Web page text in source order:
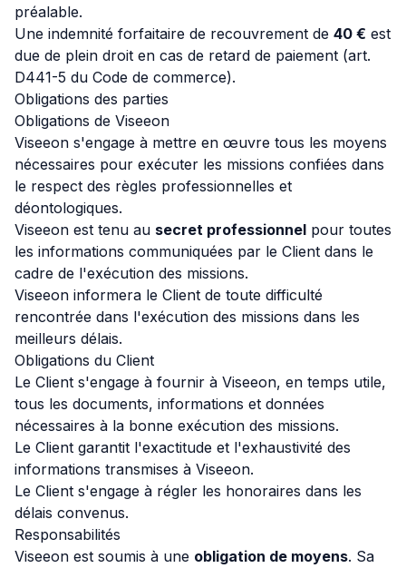
préalable.
Une indemnité forfaitaire de recouvrement de 40 € est
due de plein droit en cas de retard de paiement (art.
D441-5 du Code de commerce).
Obligations des parties
Obligations de Viseeon
Viseeon s'engage à mettre en œuvre tous les moyens
nécessaires pour exécuter les missions confiées dans
le respect des règles professionnelles et
déontologiques.
Viseeon est tenu au secret professionnel pour toutes
les informations communiquées par le Client dans le
cadre de l'exécution des missions.
Viseeon informera le Client de toute difficulté
rencontrée dans l'exécution des missions dans les
meilleurs délais.
Obligations du Client
Le Client s'engage à fournir à Viseeon, en temps utile,
tous les documents, informations et données
nécessaires à la bonne exécution des missions.
Le Client garantit l'exactitude et l'exhaustivité des
informations transmises à Viseeon.
Le Client s'engage à régler les honoraires dans les
délais convenus.
Responsabilités
Viseeon est soumis à une obligation de moyens. Sa